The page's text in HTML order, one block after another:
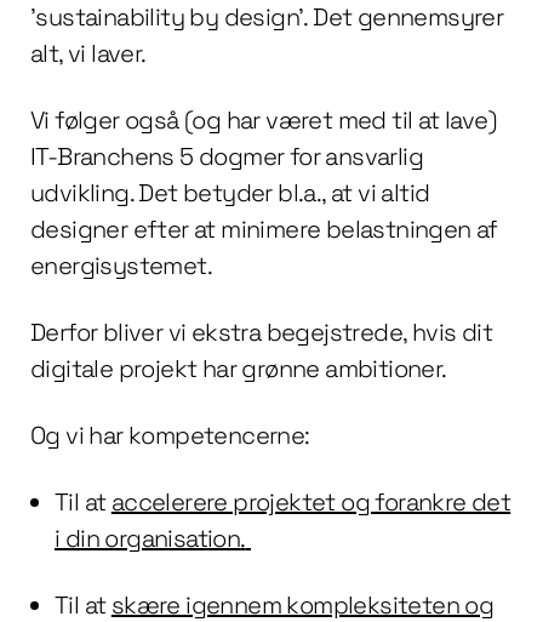
’sustainability by design’. Det gennemsyrer
alt, vi laver.
Vi følger også (og har været med til at lave)
IT-Branchens 5 dogmer for ansvarlig
udvikling. Det betyder bl.a., at vi altid
designer efter at minimere belastningen af
energisystemet.
Derfor bliver vi ekstra begejstrede, hvis dit
digitale projekt har grønne ambitioner.
Og vi har kompetencerne:
Til ataccelerere projektet og forankre det
i din organisation.
Til atskære igennem kompleksiteten og